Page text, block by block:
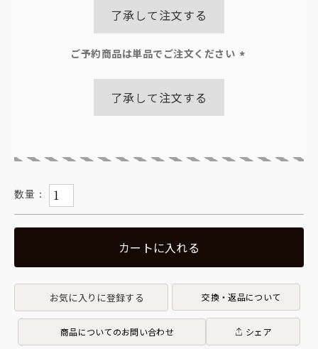
了承して注文する
ご予約商品は単品でご注文ください
了承して注文する
カートに入れる
お気に入りに登録する 交換・返品について
商品についてのお問い合わせ シェア